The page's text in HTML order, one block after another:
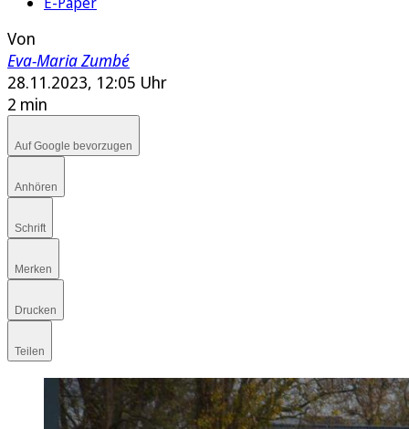
Von
Eva-Maria Zumbé
28.11.2023, 12:05 Uhr
2 min
Auf Google bevorzugen
Anhören
Schrift
Merken
Drucken
Teilen